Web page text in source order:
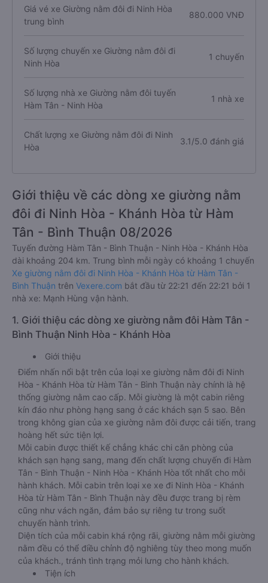
Giá vé xe Giường nằm đôi đi Ninh Hòa
trung bình
880.000 VNĐ
Số lượng chuyến xe Giường nằm đôi đi
Ninh Hòa
1 chuyến
Số lượng nhà xe Giường nằm đôi tuyến
Hàm Tân - Ninh Hòa
1 nhà xe
Chất lượng xe Giường nằm đôi đi Ninh
Hòa
3.1/5.0 đánh giá
Giới thiệu về các dòng xe giường nằm
đôi đi Ninh Hòa - Khánh Hòa từ Hàm
Tân - Bình Thuận 08/2026
Tuyến đường Hàm Tân - Bình Thuận - Ninh Hòa - Khánh Hòa
dài khoảng 204 km. Trung bình mỗi ngày có khoảng 1 chuyến
Xe giường nằm đôi đi Ninh Hòa - Khánh Hòa từ Hàm Tân -
Bình Thuận trên Vexere.com bắt đầu từ 22:21 đến 22:21 bởi 1
nhà xe: Mạnh Hùng vận hành.
1. Giới thiệu các dòng xe giường nằm đôi Hàm Tân -
Bình Thuận Ninh Hòa - Khánh Hòa
Giới thiệu
Điểm nhấn nổi bật trên của loại xe giường nằm đôi đi Ninh
Hòa - Khánh Hòa từ Hàm Tân - Bình Thuận này chính là hệ
thống giường nằm cao cấp. Mỗi giường là một cabin riêng
kín đáo như phòng hạng sang ở các khách sạn 5 sao. Bên
trong không gian của xe giường nằm đôi được cải tiến, trang
hoàng hết sức tiện lợi.
Mỗi cabin được thiết kế chẳng khác chi căn phòng của
khách sạn hạng sang, mang đến chất lượng chuyến đi Hàm
Tân - Bình Thuận - Ninh Hòa - Khánh Hòa tốt nhất cho mỗi
hành khách. Mỗi cabin trên loại xe xe đi Ninh Hòa - Khánh
Hòa từ Hàm Tân - Bình Thuận này đều được trang bị rèm
cũng như vách ngăn, đảm bảo sự riêng tư trong suốt
chuyến hành trình.
Diện tích của mỗi cabin khá rộng rãi, giường nằm mỗi giường
nằm đều có thể điều chỉnh độ nghiêng tùy theo mong muốn
của khách., tránh tình trạng mỏi lưng cho hành khách.
Tiện ích